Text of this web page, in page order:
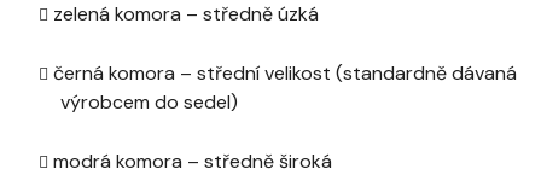
zelená komora – středně úzká
černá komora – střední velikost (standardně dávaná
výrobcem do sedel)
modrá komora – středně široká